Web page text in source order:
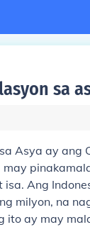
sa
Asya ay ang
Ang
milyon, na
ito ay may